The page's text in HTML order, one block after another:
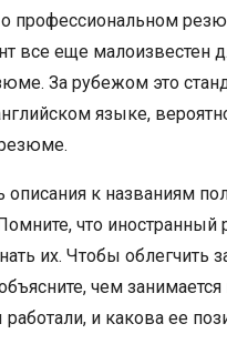
профессиональном
все еще малоизвестен
За рубежом это
языке,
описания к названиям
что иностранный
их. Чтобы облегчить
чем
и какова ее